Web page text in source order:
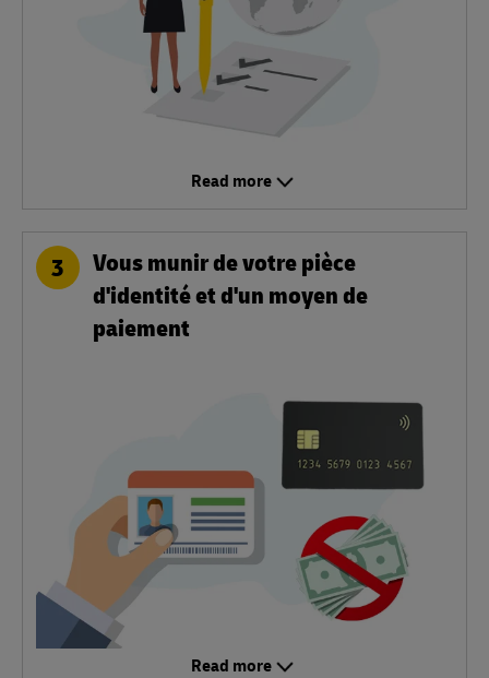
Read more
3
Vous munir de votre pièce
d'identité et d'un moyen de
paiement
Read more